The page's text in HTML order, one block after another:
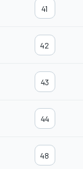
41
42
43
44
48